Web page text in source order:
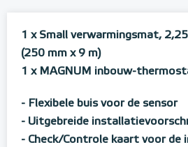
1 x Small verwarmingsmat,
(250 mm x 9 m)
1 x MAGNUM inbouw-
- Flexibele buis voor de sensor
- Uitgebreide
- Check/Controle kaart voor de